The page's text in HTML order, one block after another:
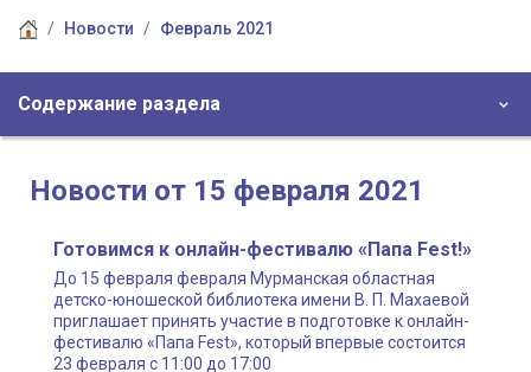
Новости Февраль 2021
Содержание раздела
Новости от 15 февраля 2021
Готовимся к онлайн-фестивалю «Папа Fest!»
До 15 февраля февраля Мурманская областная
детско-юношеской библиотека имени В. П. Махаевой
приглашает принять участие в подготовке к онлайн-
фестивалю «Папа Fest», который впервые состоится
23 февраля с 11:00 до 17:00